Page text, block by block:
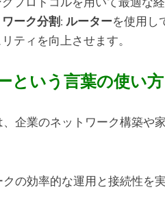
ーク分割 : ルーターを使用し
ティを向上させます。
という言葉の使い方
、企業のネットワーク構築や
の効率的な運用と接続性を